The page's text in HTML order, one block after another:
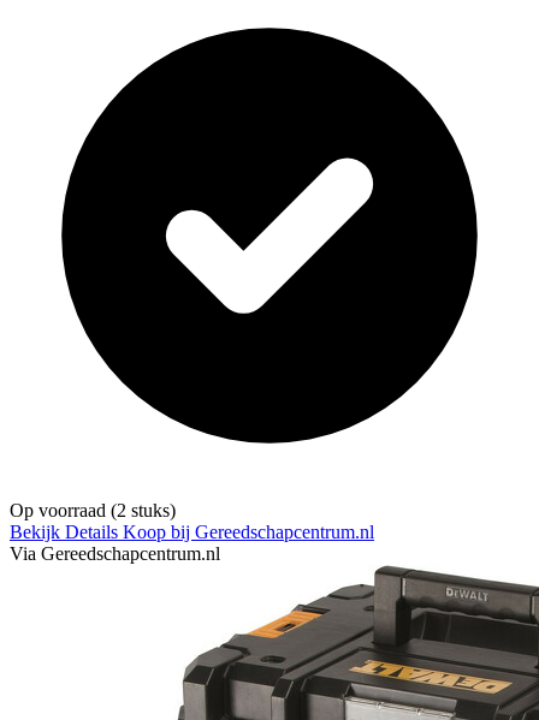
Op voorraad (2 stuks)
Bekijk Details Koop bij Gereedschapcentrum.nl
Via Gereedschapcentrum.nl